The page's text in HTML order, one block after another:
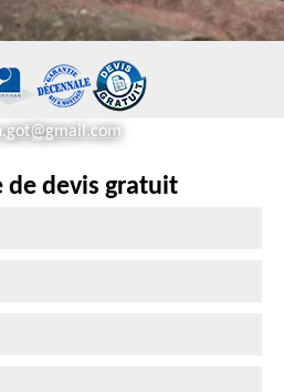
de devis gratuit